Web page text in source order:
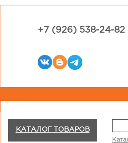
+7 (926) 538-24-82
КАТАЛОГ ТОВАРОВ